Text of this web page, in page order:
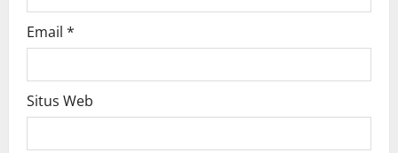
Email *
Situs Web